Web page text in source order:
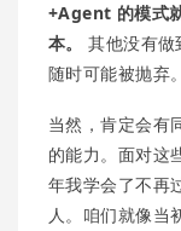
+Agent 的模式
本。
其他没有做
随时可能被抛弃。
当然，肯定会有
的能力。面对这
年我学会了不再
人。咱们就像当